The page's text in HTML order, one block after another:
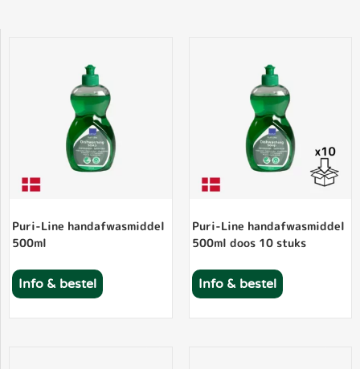
Puri-Line handafwasmiddel
500ml
Info & bestel
Puri-Line handafwasmiddel
500ml doos 10 stuks
Info & bestel